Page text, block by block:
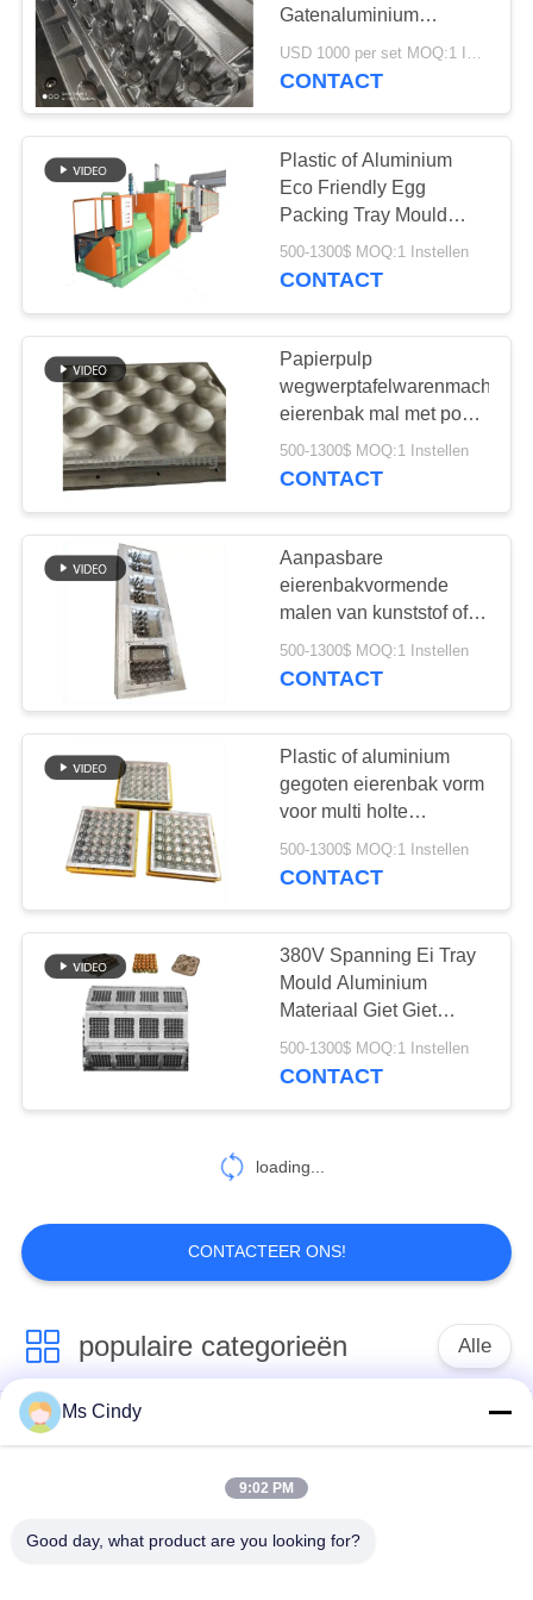
SITEMAP
PRIVACYBELEID
machine voor het
maken van eiertrays
de vormende
machine van de
papierpulp
62
Ei Tray Packaging
Machine
Machine voor het
maken van
appelbakjes
27
Ei Tray Mold
12
machine voor het
vormen van
eiertrays
44
Gatenaluminium
Pulpvorm
USD 1000 per set MOQ:1 Instellen
CONTACT
Plastic of Aluminium
Eco Friendly Egg
Packing Tray Mould
Voor Egg Tray Machine
500-1300$ MOQ:1 Instellen
CONTACT
Papierpulp
wegwerptafelwarenmachine
eierenbak mal met poets
oppervlaktebehandeling
500-1300$ MOQ:1 Instellen
CONTACT
Aanpasbare
eierenbakvormende
malen van kunststof of
aluminium
500-1300$ MOQ:1 Instellen
CONTACT
Plastic of aluminium
gegoten eierenbak vorm
voor multi holte
productie eierenbak
maken machine
500-1300$ MOQ:1 Instellen
CONTACT
380V Spanning Ei Tray
Mould Aluminium
Materiaal Giet Giet
OEM-proces
500-1300$ MOQ:1 Instellen
CONTACT
loading...
CONTACTEER ONS!
populaire categorieën Alle
Document Ei Tray
Making Machine
eiertrays
Machine
machine maken
Ms Cindy
9:02 PM
Good day, what product are you looking for?